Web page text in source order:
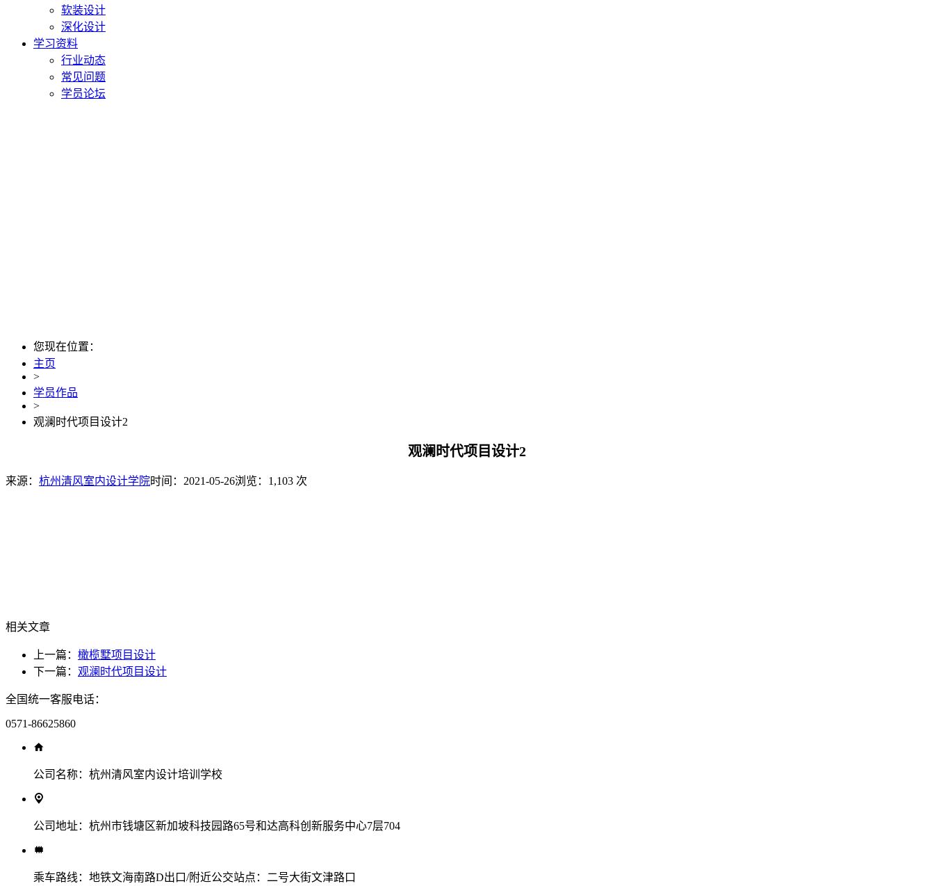
软装设计
深化设计
学习资料
行业动态
常见问题
学员论坛
您现在位置：
主页
>
学员作品
>
观澜时代项目设计2
观澜时代项目设计2
来源： 杭州清风室内设计学院时间：2021-05-26浏览：1,103 次
相关文章
上一篇： 橄榄墅项目设计
下一篇： 观澜时代项目设计
全国统一客服电话：
0571-86625860
公司名称： 杭州清风室内设计培训学校
公司地址： 杭州市钱塘区新加坡科技园路65号和达高科创新服务中心7层704
乘车路线： 地铁文海南路D出口/附近公交站点：二号大街文津路口